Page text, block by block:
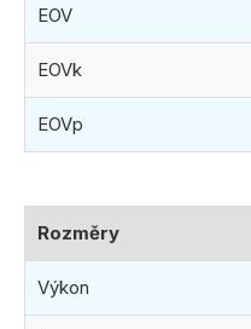
EOV
EOVk
EOVp
Rozměry
Výkon